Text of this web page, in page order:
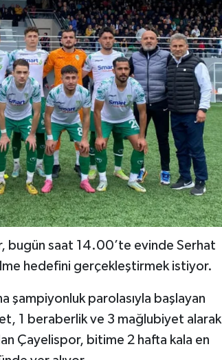
bugün saat 14.00’te evinde Serhat
hedefini gerçekleştirmek istiyor.
şampiyonluk parolasıyla başlayan
1 beraberlik ve 3 mağlubiyet alarak
Çayelispor, bitime 2 hafta kala en